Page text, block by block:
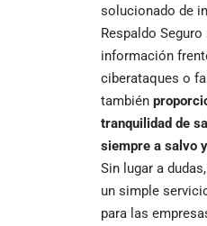
solucionado de
Respaldo
información
ciberataques o
también
tranquilidad de
siempre a salvo
Sin lugar a
un simple
para las